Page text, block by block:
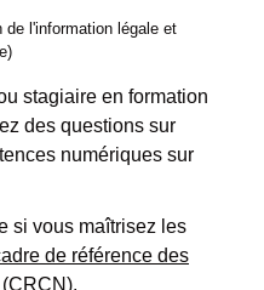
de l'information légale et
stagiaire en formation
des questions sur
numériques sur
si vous maîtrisez les
de référence des
.